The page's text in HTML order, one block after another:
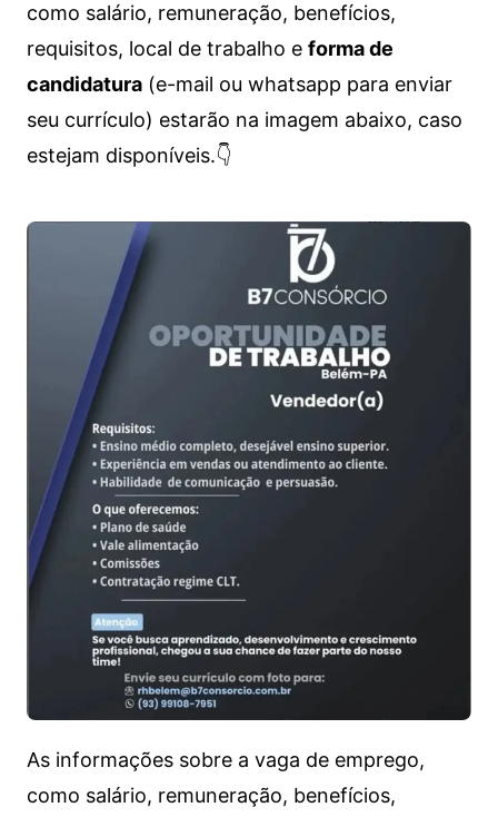
como salário, remuneração, benefícios,
requisitos, local de trabalho e forma de
candidatura(e-mail ou whatsapp para enviar
seu currículo) estarão na imagem abaixo, caso
estejam disponíveis.👇
As informações sobre a vaga de emprego,
como salário, remuneração, benefícios,